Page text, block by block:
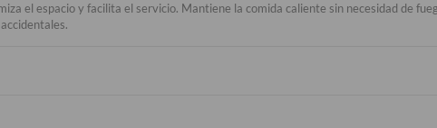
el espacio y facilita el servicio. Mantiene la comida caliente sin necesidad de